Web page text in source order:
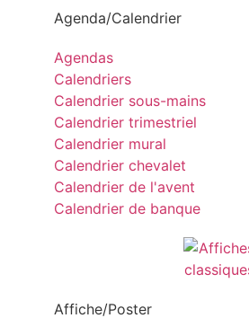
Agenda/Calendrier
Agendas
Calendriers
Calendrier sous-mains
Calendrier trimestriel
Calendrier mural
Calendrier chevalet
Calendrier de l'avent
Calendrier de banque
Affiche/Poster